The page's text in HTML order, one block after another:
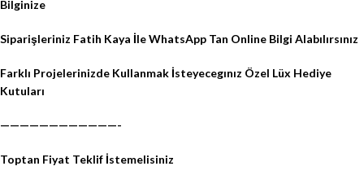
Bilginize
Siparişleriniz Fatih Kaya İle WhatsApp Tan Online Bilgi Alabılırsınız
Farklı Projelerinizde Kullanmak İsteyecegınız Özel Lüx Hediye
Kutuları
————————————-
Toptan Fiyat Teklif İstemelisiniz